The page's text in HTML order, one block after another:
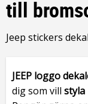
till
Jeep stickers
JEEP loggo
dig som vill styla